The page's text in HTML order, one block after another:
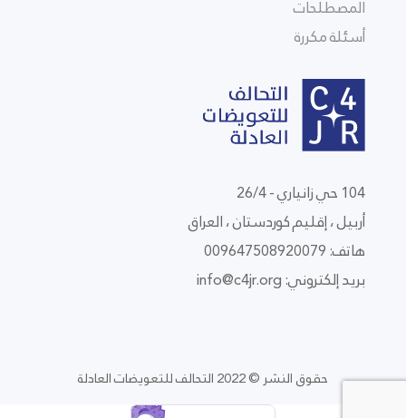
المصطلحات
أسئلة مكررة
104 حي زانياري - 26/4
أربيل ، إقليم كوردستان ، العراق
هاتف: 009647508920079
بريد إلكتروني: info@c4jr.org
حقوق النشر © 2022 التحالف للتعويضات العادلة